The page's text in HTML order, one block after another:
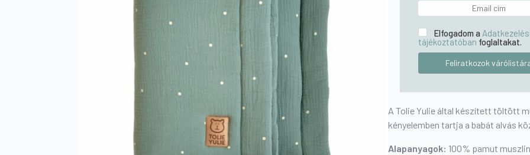
Elfogadom a
tájékoztatóban foglaltakat.
A Tolie Yulie által készített töltött
kényelemben tartja a babát alvás
Alapanyagok: 100% pamut